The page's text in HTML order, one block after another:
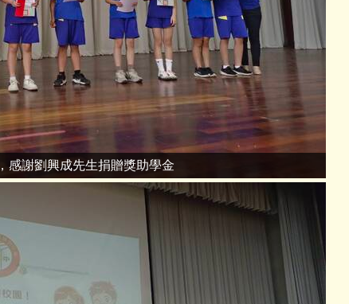
感謝劉興成先生捐贈獎助學金